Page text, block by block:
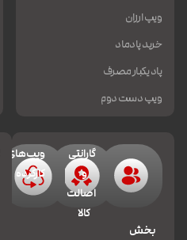
ویپ ارزان
خرید پادماد
پاد یکبار مصرف
ویپ دست دوم
بخش
گارانتی
و
اصالت
کالا
ویپ‌های
کارکرده